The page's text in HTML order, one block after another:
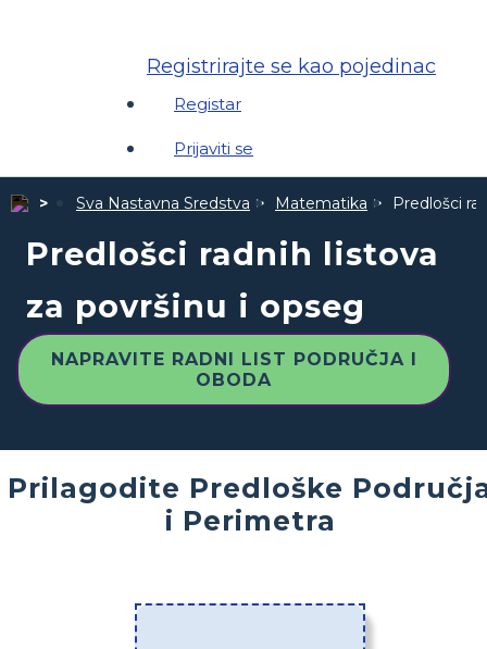
Registrirajte se kao pojedinac
Registar
Prijaviti se
Sva Nastavna Sredstva Matematika Predlošci
Predlošci radnih listova
za površinu i opseg
NAPRAVITE RADNI LIST PODRUČJA I
OBODA
Prilagodite Predloške
i Perimetra